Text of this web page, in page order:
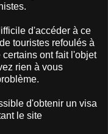
d'accéder à ce
touristes refoulés à
certains ont fait l'objet
rien à vous
d'obtenir un visa
le site